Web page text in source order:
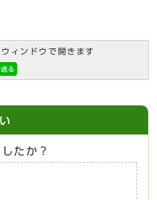
ィンドウで開きます
たか？